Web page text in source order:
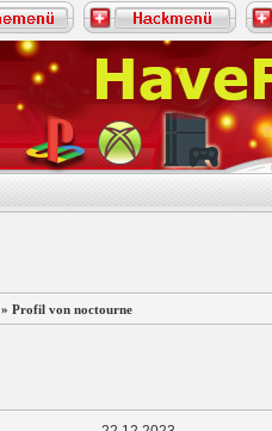
» Profil von noctourne